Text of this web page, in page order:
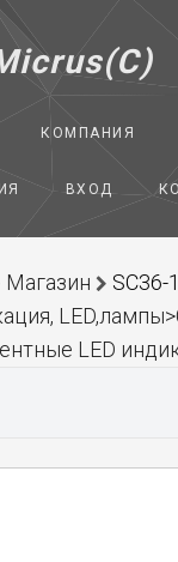
КОМПАНИЯ
ВХОД
Магазин
SC36-
LED